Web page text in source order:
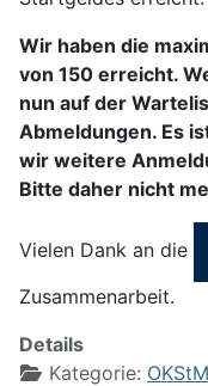
Wir haben die
von 150 erreicht.
nun auf der
Abmeldungen. Es
wir weitere
Bitte daher nicht
Vielen Dank an die
Zusammenarbeit.
Details
Kategorie: